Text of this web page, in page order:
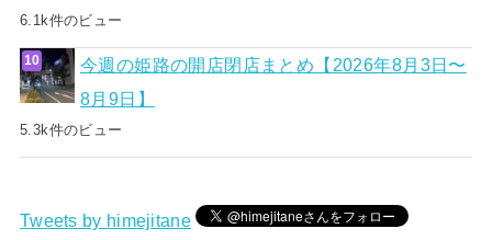
6.1k件のビュー
今週の姫路の開店閉店まとめ【2026年8月3日〜
8月9日】
5.3k件のビュー
Tweets by himejitane